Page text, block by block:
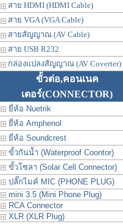
สาย HDMI (HDMI Cable)
สาย VGA (VGA Cable)
สายสัญญาณ (AV Cable)
สาย USB R232
กล่องแปลงสัญญาณ (AV Coverter)
ขั้วต่อ,คอนเนค
เตอร์(CONNECTOR)
ยี่ห้อ Nuetrik
ยี่ห้อ Amphenol
ยี่ห้อ Soundcrest
ขั้วกันน้ำ (Waterproof Coontor)
ขั้วโซลา (Solar Cell Connector)
ปลั๊กไมค์ MIC (PHONE PLUG)
mini 3.5 (Mini Phone Plug)
RCA Connector
XLR (XLR Plug)